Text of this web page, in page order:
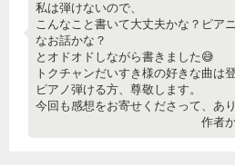
私は弾けないので、
こんなこと書いて大丈夫かな？ピア
なお話かな？
とオドオドしながら書きました😅
トクチャンだいすき様の好きな曲は
ピアノ弾ける方、尊敬します。
今回も感想をお寄せくださって、あ
作者